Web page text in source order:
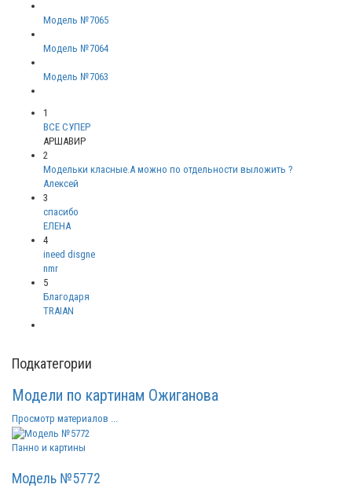
Модель №7065
Модель №7064
Модель №7063
1
ВСЕ СУПЕР
АРШАВИР
2
Модельки класные.А можно по отдельности выложить ?
Алексей
3
спасибо
ЕЛЕНА
4
ineed disgne
nmr
5
Благодаря
TRAIAN
Подкатегории
Модели по картинам Ожиганова
Просмотр материалов ...
Панно и картины
Модель №5772